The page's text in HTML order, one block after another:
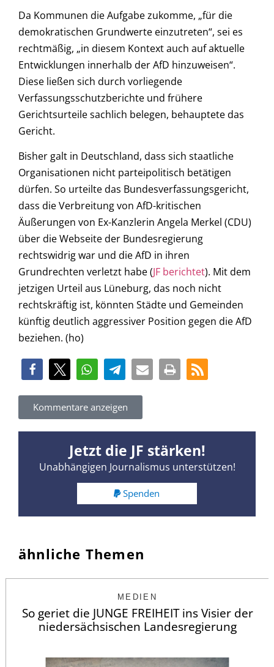
Da Kommunen die Aufgabe zukomme, „für die
demokratischen Grundwerte einzutreten“, sei es
rechtmäßig, „in diesem Kontext auch auf aktuelle
Entwicklungen innerhalb der AfD hinzuweisen“.
Diese ließen sich durch vorliegende
Verfassungsschutzberichte und frühere
Gerichtsurteile sachlich belegen, behauptete das
Gericht.
Bisher galt in Deutschland, dass sich staatliche
Organisationen nicht parteipolitisch betätigen
dürfen. So urteilte das Bundesverfassungsgericht,
dass die Verbreitung von AfD-kritischen
Äußerungen von Ex-Kanzlerin Angela Merkel (CDU)
über die Webseite der Bundesregierung
rechtswidrig war und die AfD in ihren
Grundrechten verletzt habe (JF berichtet). Mit dem
jetzigen Urteil aus Lüneburg, das noch nicht
rechtskräftig ist, könnten Städte und Gemeinden
künftig deutlich aggressiver Position gegen die AfD
beziehen. (ho)
Kommentare anzeigen
Jetzt die JF stärken!
Unabhängigen Journalismus unterstützen!
Spenden
ähnliche Themen
MEDIEN
So geriet die JUNGE FREIHEIT ins Visier der
niedersächsischen Landesregierung